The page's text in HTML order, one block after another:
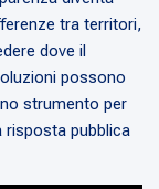
tra territori,
dove il
possono
strumento per
risposta pubblica